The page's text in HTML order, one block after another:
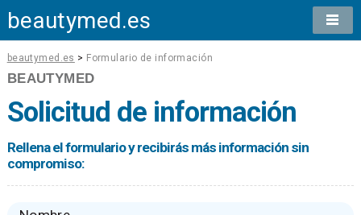
beautymed.es
beautymed.es > Formulario de información
BEAUTYMED
Solicitud de información
Rellena el formulario y recibirás más información sin
compromiso: